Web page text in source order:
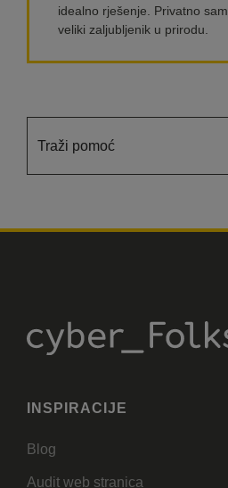
idealno rješenje. Privatno sam
veliki zaljubljenik u prirodu.
INSPIRACIJE
Blog
Audit web stranica